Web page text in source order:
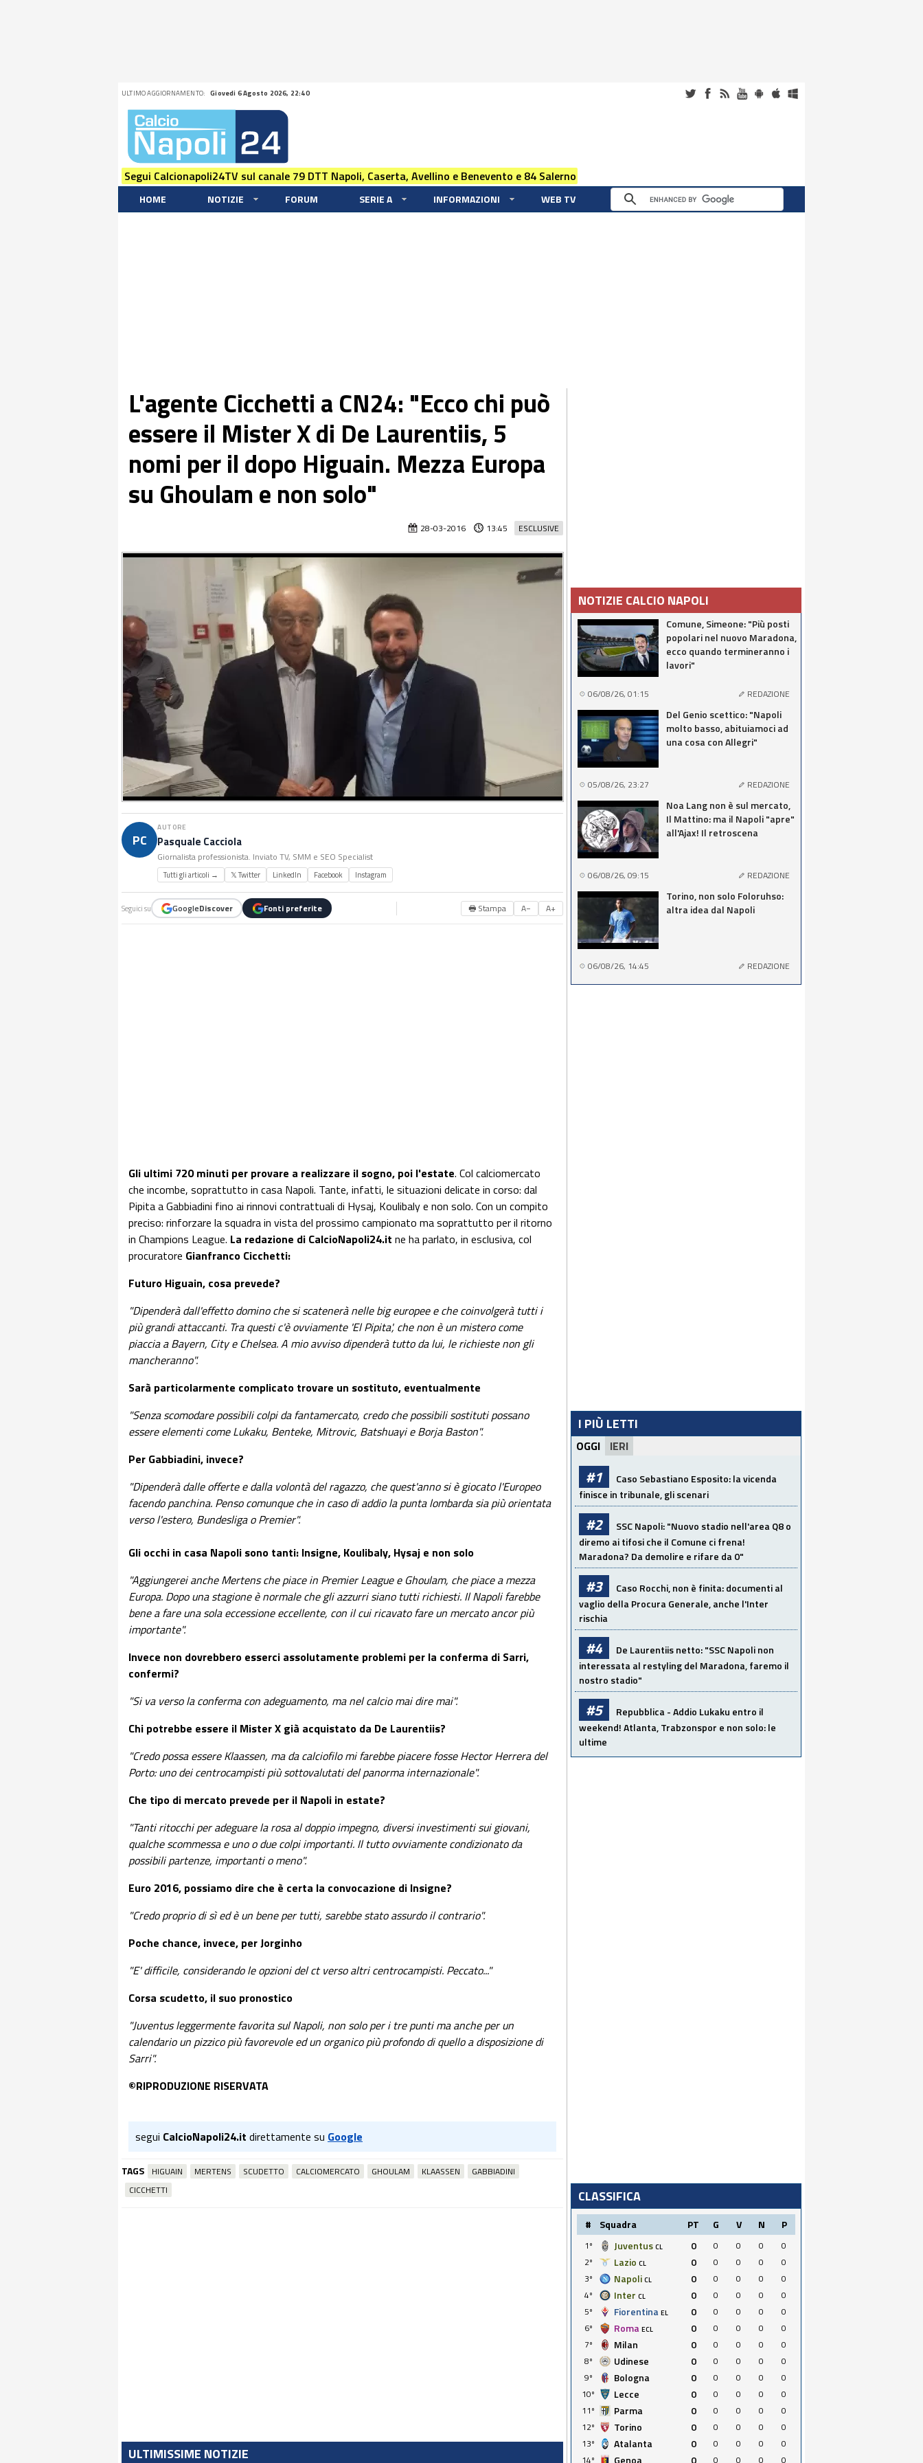
ULTIMO AGGIORNAMENTO: Giovedi 6 Agosto 2026, 22:40
Segui Calcionapoli24TV sul canale 79 DTT Napoli, Caserta, Avellino e Benevento e 84 Salerno
HOME NOTIZIE FORUM SERIE A INFORMAZIONI WEB TV
L'agente Cicchetti a CN24: "Ecco chi può
essere il Mister X di De Laurentiis, 5
nomi per il dopo Higuain. Mezza Europa
su Ghoulam e non solo"
ESCLUSIVE
28-03-2016 13:45
PC
AUTORE
Pasquale Cacciola
Giornalista professionista. Inviato TV, SMM e SEO Specialist
Tutti gli articoli → 𝕏 Twitter LinkedIn Facebook Instagram
Seguici su GoogleDiscover Fonti preferite 🖶 Stampa A− A+
Gli ultimi 720 minuti per provare a realizzare il sogno, poi l'estate. Col calciomercato
che incombe, soprattutto in casa Napoli. Tante, infatti, le situazioni delicate in corso: dal
Pipita a Gabbiadini fino ai rinnovi contrattuali di Hysaj, Koulibaly e non solo. Con un compito
preciso: rinforzare la squadra in vista del prossimo campionato ma soprattutto per il ritorno
in Champions League. La redazione di CalcioNapoli24.it ne ha parlato, in esclusiva, col
procuratore Gianfranco Cicchetti:
Futuro Higuain, cosa prevede?
"Dipenderà dall'effetto domino che si scatenerà nelle big europee e che coinvolgerà tutti i
più grandi attaccanti. Tra questi c'è ovviamente 'El Pipita', che non è un mistero come
piaccia a Bayern, City e Chelsea. A mio avviso dipenderà tutto da lui, le richieste non gli
mancheranno".
Sarà particolarmente complicato trovare un sostituto, eventualmente
"Senza scomodare possibili colpi da fantamercato, credo che possibili sostituti possano
essere elementi come Lukaku, Benteke, Mitrovic, Batshuayi e Borja Baston".
Per Gabbiadini, invece?
"Dipenderà dalle offerte e dalla volontà del ragazzo, che quest'anno si è giocato l'Europeo
facendo panchina. Penso comunque che in caso di addio la punta lombarda sia più orientata
verso l'estero, Bundesliga o Premier".
Gli occhi in casa Napoli sono tanti: Insigne, Koulibaly, Hysaj e non solo
"Aggiungerei anche Mertens che piace in Premier League e Ghoulam, che piace a mezza
Europa. Dopo una stagione è normale che gli azzurri siano tutti richiesti. Il Napoli farebbe
bene a fare una sola eccessione eccellente, con il cui ricavato fare un mercato ancor più
importante".
Invece non dovrebbero esserci assolutamente problemi per la conferma di Sarri,
confermi?
"Si va verso la conferma con adeguamento, ma nel calcio mai dire mai".
Chi potrebbe essere il Mister X già acquistato da De Laurentiis?
"Credo possa essere Klaassen, ma da calciofilo mi farebbe piacere fosse Hector Herrera del
Porto: uno dei centrocampisti più sottovalutati del panorma internazionale".
Che tipo di mercato prevede per il Napoli in estate?
"Tanti ritocchi per adeguare la rosa al doppio impegno, diversi investimenti sui giovani,
qualche scommessa e uno o due colpi importanti. Il tutto ovviamente condizionato da
possibili partenze, importanti o meno".
Euro 2016, possiamo dire che è certa la convocazione di Insigne?
"Credo proprio di sì ed è un bene per tutti, sarebbe stato assurdo il contrario".
Poche chance, invece, per Jorginho
"E' difficile, considerando le opzioni del ct verso altri centrocampisti. Peccato..."
Corsa scudetto, il suo pronostico
"Juventus leggermente favorita sul Napoli, non solo per i tre punti ma anche per un
calendario un pizzico più favorevole ed un organico più profondo di quello a disposizione di
Sarri".
©RIPRODUZIONE RISERVATA
segui CalcioNapoli24.it direttamente su Google
TAGS HIGUAIN MERTENS SCUDETTO CALCIOMERCATO GHOULAM KLAASSEN
GABBIADINI
CICCHETTI
ULTIMISSIME NOTIZIE
NOTIZIE CALCIO NAPOLI
Comune, Simeone: "Più posti
popolari nel nuovo Maradona,
ecco quando termineranno i
lavori"
06/08/26, 01:15 REDAZIONE
Del Genio scettico: "Napoli
molto basso, abituiamoci ad
una cosa con Allegri"
05/08/26, 23:27 REDAZIONE
Noa Lang non è sul mercato,
Il Mattino: ma il Napoli "apre"
all'Ajax! Il retroscena
06/08/26, 09:15 REDAZIONE
Torino, non solo Foloruhso:
altra idea dal Napoli
06/08/26, 14:45 REDAZIONE
I PIÙ LETTI
OGGI IERI
#1
Caso Sebastiano Esposito: la vicenda
finisce in tribunale, gli scenari
#2
SSC Napoli: "Nuovo stadio nell'area Q8 o
diremo ai tifosi che il Comune ci frena!
Maradona? Da demolire e rifare da 0"
#3
Caso Rocchi, non è finita: documenti al
vaglio della Procura Generale, anche l'Inter
rischia
#4
De Laurentiis netto: "SSC Napoli non
interessata al restyling del Maradona, faremo il
nostro stadio"
#5
Repubblica - Addio Lukaku entro il
weekend! Atlanta, Trabzonspor e non solo: le
ultime
CLASSIFICA
# Squadra PT G V N P
1º Juventus CL 0 0 0 0
0
2º
Lazio CL 0 0 0 0
0
3º
Napoli CL 0 0 0 0
0
4º
Inter CL 0 0 0 0
0
5º
Fiorentina EL 0 0 0 0
0
6º
Roma ECL 0 0 0 0
0
7º
Milan 0 0 0 0
0
8º
Udinese 0 0 0 0
0
9º
Bologna 0 0 0 0
0
10º
Lecce 0 0 0 0
0
11º
Parma 0 0 0 0
0
12º
Torino 0 0 0 0
0
13º
Atalanta 0 0 0 0
0
14º
Genoa 0 0 0 0 0